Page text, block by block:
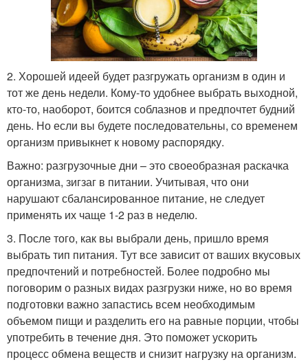
2. Хорошей идеей будет разгружать организм в один и
тот же день недели. Кому-то удобнее выбрать выходной,
кто-то, наоборот, боится соблазнов и предпочтет будний
день. Но если вы будете последовательны, со временем
организм привыкнет к новому распорядку.
Важно: разгрузочные дни – это своеобразная раскачка
организма, зигзаг в питании. Учитывая, что они
нарушают сбалансированное питание, не следует
применять их чаще 1-2 раз в неделю.
3. После того, как вы выбрали день, пришло время
выбрать тип питания. Тут все зависит от ваших вкусовых
предпочтений и потребностей. Более подробно мы
поговорим о разных видах разгрузки ниже, но во время
подготовки важно запастись всем необходимым
объемом пищи и разделить его на равные порции, чтобы
употребить в течение дня. Это поможет ускорить
процесс обмена веществ и снизит нагрузку на организм.